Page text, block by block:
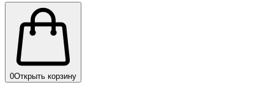
0Открыть корзину